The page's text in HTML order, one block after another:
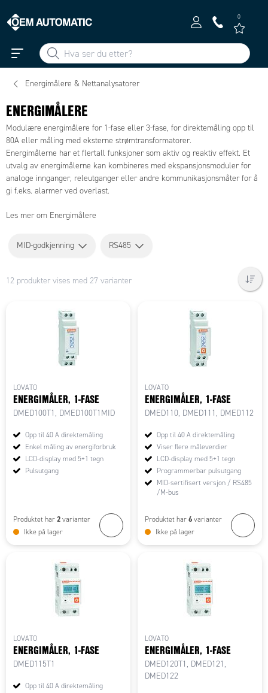
0
Energimålere & Nettanalysatorer
ENERGIMÅLERE
Modulære energimålere for 1-fase eller 3-fase, for direktemåling opp til
80A eller måling med eksterne strømtransformatorer.
Energimålerne har et flertall funksjoner som aktiv og reaktiv effekt. Et
utvalg av energimålerne kan kombineres med ekspansjonsmoduler for
analoge innganger, releutganger eller andre kommunikasjonsmåter for å
gi f.eks. alarmer ved overlast.
Les mer om Energimålere
MID-godkjenning RS485
12 produkter vises med 27 varianter
LOVATO
ENERGIMÅLER, 1-FASE
DMED100T1, DMED100T1MID
Opp til 40 A direktemåling
Enkel måling av energiforbruk
LCD-display med 5+1 tegn
Pulsutgang
Produktet har 2 varianter
Ikke på lager
LOVATO
ENERGIMÅLER, 1-FASE
DMED110, DMED111, DMED112
Opp til 40 A direktemåling
Viser flere måleverdier
LCD-display med 5+1 tegn
Programmerbar pulsutgang
MID-sertifisert versjon / RS485
/M-bus
Produktet har 6 varianter
Ikke på lager
LOVATO
ENERGIMÅLER, 1-FASE
DMED115T1
Opp til 40 A direktemåling
LOVATO
ENERGIMÅLER, 1-FASE
DMED120T1, DMED121,
DMED122